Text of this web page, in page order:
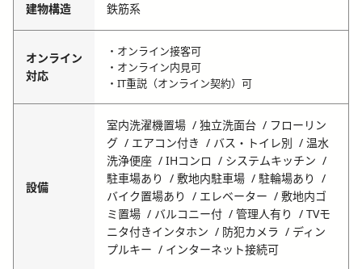
建物構造 鉄筋系
オンライン
対応
・オンライン接客可
・オンライン内見可
・IT重説（オンライン契約）可
設備
室内洗濯機置場 独立洗面台
フローリン
グ
エアコン付き バス・トイレ別
温水
洗浄便座
IHコンロ
システムキッチン
駐車場あり
敷地内駐車場
駐輪場あり
バイク置場あり
エレベーター
敷地内ゴ
ミ置場
バルコニー付 管理人有り
TVモ
ニタ付きインタホン
防犯カメラ
ディン
プルキー
インターネット接続可